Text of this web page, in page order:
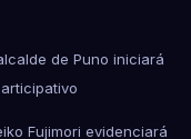
de Puno iniciará
Fujimori evidenciará